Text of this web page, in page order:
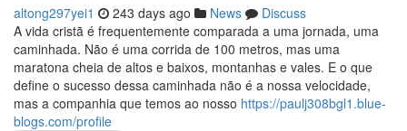
altong297yei1 243 days ago News
Discuss
A vida cristã é frequentemente comparada a uma jornada, uma
caminhada. Não é uma corrida de 100 metros, mas uma
maratona cheia de altos e baixos, montanhas e vales. E o que
define o sucesso dessa caminhada não é a nossa velocidade,
mas a companhia que temos ao nosso https://paulj308bgl1.blue-
blogs.com/profile